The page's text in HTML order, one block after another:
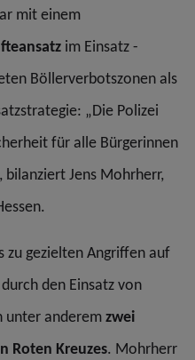
mit einem
im Einsatz -
Böllerverbotszonen als
„Die Polizei
für alle Bürgerinnen
bilanziert Jens Mohrherr,
zu gezielten Angriffen auf
den Einsatz von
unter anderemzwei
Roten Kreuzes. Mohrherr